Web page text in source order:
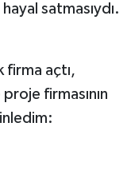
satmasıydı.
firma açtı,
firmasının